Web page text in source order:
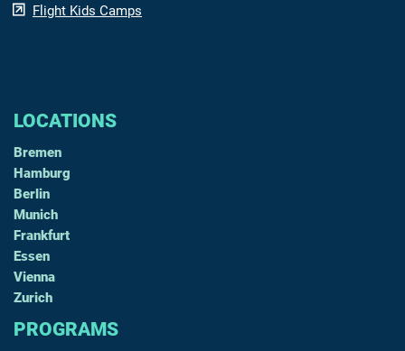
Flight Kids Camps
LOCATIONS
Bremen
Hamburg
Berlin
Munich
Frankfurt
Essen
Vienna
Zurich
PROGRAMS